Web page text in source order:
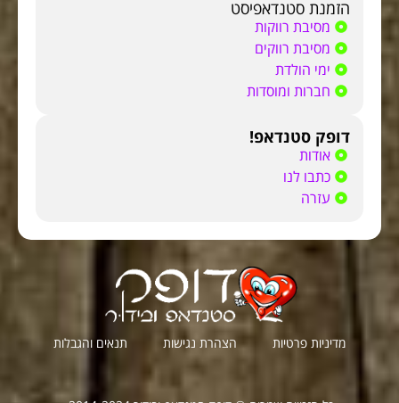
הזמנת סטנדאפיסט
מסיבת רווקות
מסיבת רווקים
ימי הולדת
חברות ומוסדות
דופק סטנדאפ!
אודות
כתבו לנו
עזרה
מדיניות פרטיות הצהרת נגישות תנאים והגבלות